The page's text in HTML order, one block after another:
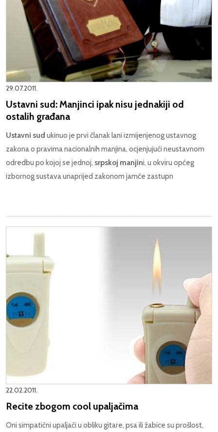
29.07.2011.
Ustavni sud: Manjinci ipak nisu jednakiji od
ostalih građana
Ustavni sud ukinuo je prvi članak lani izmijenjenog ustavnog
zakona o pravima nacionalnih manjina, ocjenjujući neustavnom
odredbu po kojoj se jednoj, srpskoj manjini, u okviru općeg
izbornog sustava unaprijed zakonom jamče zastupn
22.02.2011.
Recite zbogom cool upaljačima
Oni simpatični upaljači u obliku gitare, psa ili žabice su prošlost,